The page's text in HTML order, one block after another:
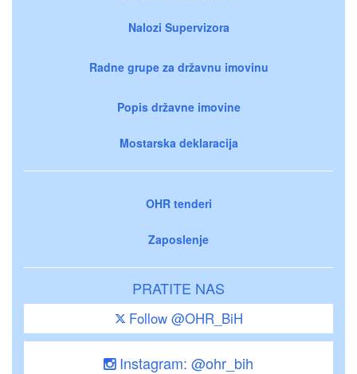
Nalozi Supervizora
Radne grupe za državnu imovinu
Popis državne imovine
Mostarska deklaracija
OHR tenderi
Zaposlenje
PRATITE NAS
Follow @OHR_BiH
Instagram: @ohr_bih